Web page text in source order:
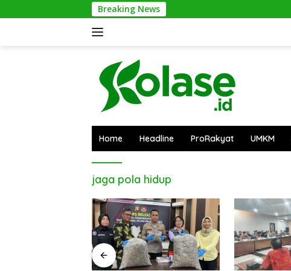
ke
Breaking News
Home Headline ProRakyat UMKM
jaga pola hidup